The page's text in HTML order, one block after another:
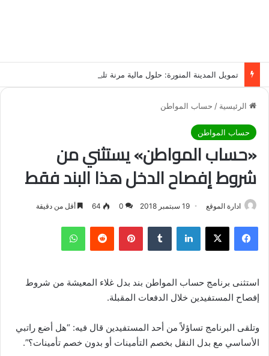
الرئيسية / حساب المواطن
حساب المواطن
«حساب المواطن» يستثني من
شروط إفصاح الدخل هذا البند فقط
ادارة الموقع 19 سبتمبر 2018 0
64 أقل من دقيقة
فيسبوك لينكدإن بينتيريست
استثنى برنامج حساب المواطن بند بدل غلاء المعيشة من شروط
إفصاح المستفيدين خلال الدفعات المقبلة.
وتلقى البرنامج تساؤلاً من أحد المستفيدين قال فيه: “هل أضع راتبي
الأساسي مع بدل النقل بخصم التأمينات أو بدون خصم تأمينات؟”.